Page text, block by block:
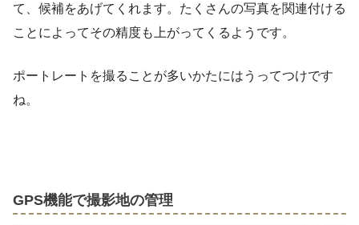
て、候補をあげてくれます。たくさんの写真を関連付ける
ことによってその精度も上がってくるようです。
ポートレートを撮ることが多いかたにはうってつけです
ね。
GPS機能で撮影地の管理